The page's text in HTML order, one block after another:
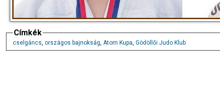
Címkék
cselgáncs, országos bajnokság, Atom Kupa, Gödöllői Judo Klub